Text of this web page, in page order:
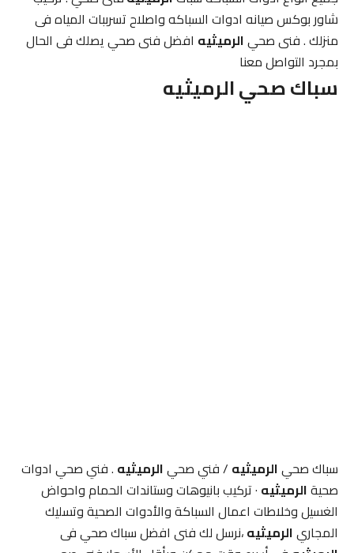
شاور بوكس صيانه ادوات السباكه واصلاح تسرببات المياه فى
منزلك . فنى صحيالرميثيهافضل فنى صحي يصلك فى الحال
بمجرد التواصل معنا
سباك صحيالرميثيه
سباك صحيالرميثيه/ فني صحيالرميثيه. فني صحي ادوات
صحيةالرميثيه· تركيب بانيوهات وستاندات الحمام واحواض
الغسيل وخلاطات اعمال السباكة والأدوات الصحية وتسليك
المجاريالرميثيه،نرسل لك فنى افضل سباك صحي فى